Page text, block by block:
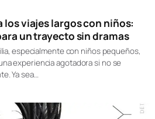
los viajes largos con niños:
un trayecto sin dramas
especialmente con niños pequeños,
experiencia agotadora si no se
Ya sea…